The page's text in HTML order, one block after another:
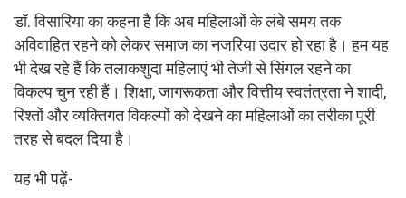
डॉ. विसारिया का कहना है कि अब महिलाओं के लंबे समय तक
अविवाहित रहने को लेकर समाज का नजरिया उदार हो रहा है। हम यह
भी देख रहे हैं कि तलाकशुदा महिलाएं भी तेजी से सिंगल रहने का
विकल्प चुन रही हैं। शिक्षा, जागरूकता और वित्तीय स्वतंत्रता ने शादी,
रिश्तों और व्यक्तिगत विकल्पों को देखने का महिलाओं का तरीका पूरी
तरह से बदल दिया है।
यह भी पढ़ें-